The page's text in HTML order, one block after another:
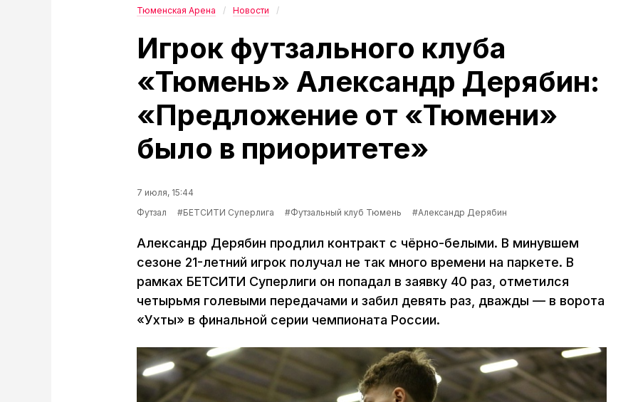
Тюменская Арена Новости
Игрок футзального клуба
«Тюмень» Александр Дерябин:
«Предложение от «Тюмени»
было в приоритете»
7 июля, 15:44
Футзал
#БЕТСИТИ Суперлига #Футзальный клуб Тюмень #Александр Дерябин
Александр Дерябин продлил контракт с чёрно-белыми. В минувшем
сезоне 21-летний игрок получал не так много времени на паркете. В
рамках БЕТСИТИ Суперлиги он попадал в заявку 40 раз, отметился
четырьмя голевыми передачами и забил девять раз, дважды — в ворота
«Ухты» в финальной серии чемпионата России.